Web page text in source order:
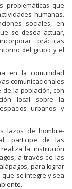
problemáticas que
humanas.
sociales, en
se desea actuar,
prácticas
del grupo y el
en la comunidad
comunicacionales
la población, con
local sobre la
urbanos y
lazos de hombre-
participe de las
la institución
a través de las
para lograr
se integre y sea